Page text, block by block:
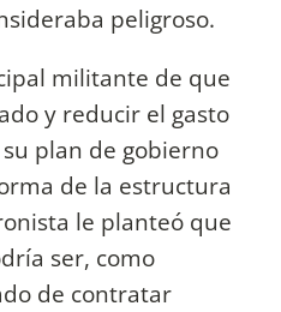
peligroso.
militante de que
y reducir el gasto
plan de gobierno
de la estructura
le planteó que
ser, como
de contratar